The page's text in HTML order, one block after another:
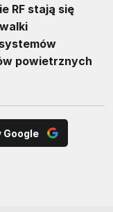
RF stają się
powietrznych
Google